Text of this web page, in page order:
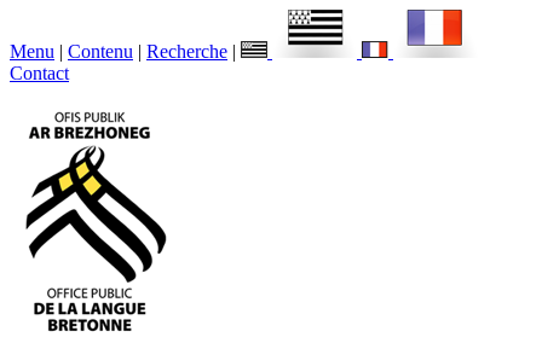
Menu | Contenu | Recherche |
Contact